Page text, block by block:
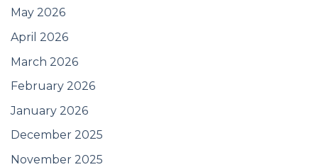
May 2026
April 2026
March 2026
February 2026
January 2026
December 2025
November 2025